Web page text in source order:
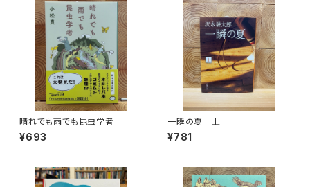
晴れでも雨でも昆虫学者
¥693
一瞬の夏 上
¥781